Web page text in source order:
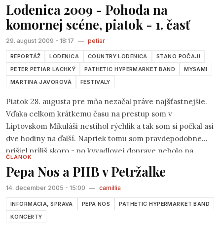
Lodenica 2009 - Pohoda na
komornej scéne, piatok - 1. časť
29. august 2009 - 18:17 — petiar
REPORTÁŽ LODENICA COUNTRY LODENICA
STANO POČAJI
PETER PETIAR LACHKÝ
PATHETIC HYPERMARKET BAND
MYSAMI
MARTINA JAVOROVÁ
FESTIVALY
Piatok 28. augusta pre mňa nezačal práve najšťastnejšie.
Vďaka celkom krátkemu času na prestup som v
Liptovskom Mikuláši nestihol rýchlik a tak som si počkal asi
dve hodiny na ďalší. Napriek tomu som pravdepodobne
prišiel príliš skoro - po kyvadlovej doprave nebolo na
len postarší pán pýtajúc sa ma či idem na festival Pohoda.
"Tesne vedľa ", povedal som si viacmenej pre seba. Mojim
cieľom bol festival iný - Lodenica, ktorá sa v piešťanskom
ČLÁNOK
Pepa Nos a PHB v Petržalke
14. december 2005 - 15:00 — camillia
INFORMÁCIA, SPRÁVA PEPA NOS
PATHETIC HYPERMARKET BAND
KONCERTY